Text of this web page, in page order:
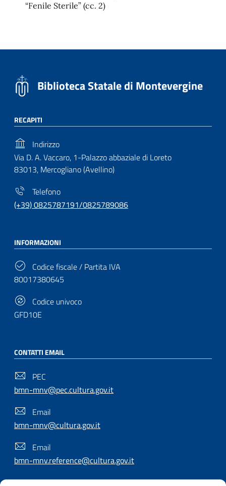
“Fenile Sterile” (cc. 2)
Biblioteca Statale di Montevergine
RECAPITI
Indirizzo
Via D. A. Vaccaro, 1-Palazzo abbaziale di Loreto
83013, Mercogliano (Avellino)
Telefono
(+39) 0825787191/0825789086
INFORMAZIONI
Codice fiscale / Partita IVA
80017380645
Codice univoco
GFD10E
CONTATTI EMAIL
PEC
bmn-mnv@pec.cultura.gov.it
Email
bmn-mnv@cultura.gov.it
Email
bmn-mnv.reference@cultura.gov.it